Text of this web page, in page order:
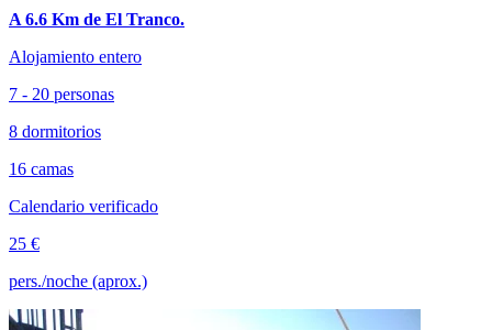
A 6.6 Km de El Tranco.
Alojamiento entero
7 - 20 personas
8 dormitorios
16 camas
Calendario verificado
25 €
pers./noche (aprox.)